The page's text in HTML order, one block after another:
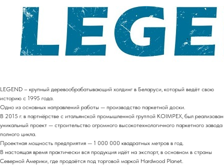
LEGEND – крупный деревообрабатывающий холдинг в Беларуси, который ведёт свою
историю с 1995 года.
Одно из основных направлений работы — производство паркетной доски.
В 2015 г. в партнёрстве с итальянской промышленной группой KOIMPEX, был реализован
уникальный проект — строительство огромного высокотехнологичного паркетного завода
полного цикла.
Проектная мощность предприятия — 1 000 000 квадратных метров в год.
В настоящая время практически вся продукция идёт на экспорт, в основном в страны
Северной Америки, где продаётся под торговой маркой Hardwood Planet.